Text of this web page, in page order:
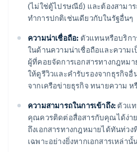
(ไม่ใช่ตู้ไปรษณีย์) และต้องสามา
ทำการปกติเช่นเดียวกับในรัฐอื่นๆ
ความน่าเชื่อถือ: ตัวแทนหรือบริก
ในด้านความน่าเชื่อถือและความ
ผู้ที่คอยจัดการเอกสารทางกฎหม
ให้ดูรีวิวและคำรับรองจากธุรกิจ
จากเครือข่ายธุรกิจ ทนายความ
ความสามารถในการเข้าถึง: ตัวแ
คุณควรติดต่อสื่อสารกับคุณได้ง่าย
ถึงเอกสารทางกฎหมายได้ทันท่วง
เฉพาะอย่างยิ่งหากเอกสารเหล่า